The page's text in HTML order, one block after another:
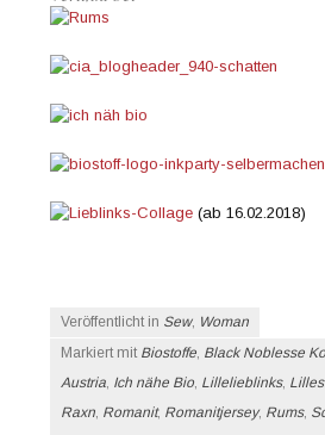
(ab 16.02.2018)
Veröffentlicht in Sew, Woman
Markiert mit Biostoffe, Black Noblesse
Austria, Ich nähe Bio, Lillelieblinks,
Raxn, Romanit, Romanitjersey, Rums,